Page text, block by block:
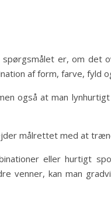
er, om det
af form, farve, fyld
også at man
målrettet med at
eller hurtigt
venner, kan man